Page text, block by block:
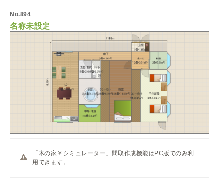
No.894
名称未設定
「木の家￥シミュレーター」間取作成機能はPC版でのみ利
用できます。